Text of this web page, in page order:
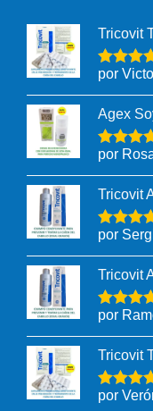
Tricovit
por
Agex
por
Tricovit
por
Tricovit
por
Tricovit
por